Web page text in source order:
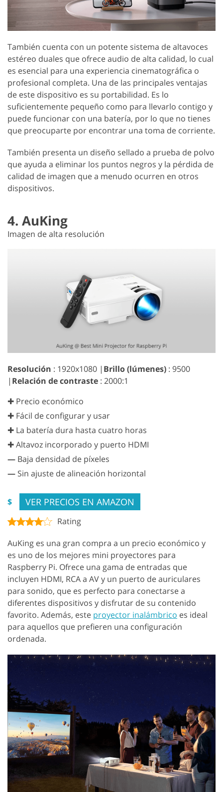
También cuenta con un potente sistema de altavoces
estéreo duales que ofrece audio de alta calidad, lo cual
es esencial para una experiencia cinematográfica o
profesional completa. Una de las principales ventajas
de este dispositivo es su portabilidad. Es lo
suficientemente pequeño como para llevarlo contigo y
puede funcionar con una batería, por lo que no tienes
que preocuparte por encontrar una toma de corriente.
También presenta un diseño sellado a prueba de polvo
que ayuda a eliminar los puntos negros y la pérdida de
calidad de imagen que a menudo ocurren en otros
dispositivos.
4. AuKing
Imagen de alta resolución
Resolución : 1920x1080 | Brillo (lúmenes) : 9500
| Relación de contraste : 2000:1
✚ Precio económico
✚ Fácil de configurar y usar
✚ La batería dura hasta cuatro horas
✚ Altavoz incorporado y puerto HDMI
— Baja densidad de píxeles
— Sin ajuste de alineación horizontal
$ VER PRECIOS EN AMAZON
Rating
AuKing es una gran compra a un precio económico y
es uno de los mejores mini proyectores para
Raspberry Pi. Ofrece una gama de entradas que
incluyen HDMI, RCA a AV y un puerto de auriculares
para sonido, que es perfecto para conectarse a
diferentes dispositivos y disfrutar de su contenido
favorito. Además, este proyector inalámbrico es ideal
para aquellos que prefieren una configuración
ordenada.